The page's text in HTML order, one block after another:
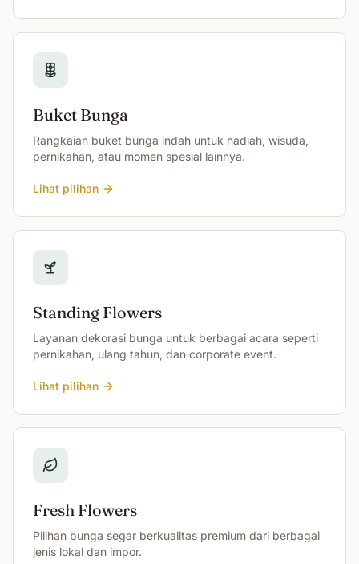
Buket Bunga
Rangkaian buket bunga indah untuk hadiah, wisuda,
pernikahan, atau momen spesial lainnya.
Lihat pilihan
Standing Flowers
Layanan dekorasi bunga untuk berbagai acara seperti
pernikahan, ulang tahun, dan corporate event.
Lihat pilihan
Fresh Flowers
Pilihan bunga segar berkualitas premium dari berbagai
jenis lokal dan impor.